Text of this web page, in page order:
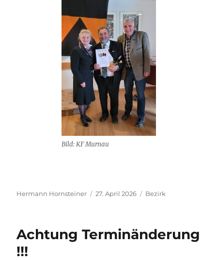
Bild: KF Murnau
Autor
Hermann Hornsteiner
Veröffentlicht
27. April 2026 Kategorien
Bezirk
Achtung Terminänderung
!!!